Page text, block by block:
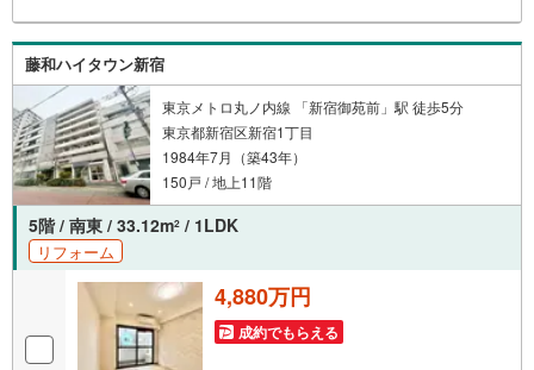
え・最寄駅での待ち合わせ、物件周辺のコンビニ等でお待
ち合わせなど、ご希望をお伝えください。ご希望条件をお
伝え頂けましたら、ご見学希望物件以外の資料も用意して
参ります。もちろん他の物件も併せてご案内させていただ
きます。
藤和ハイタウン新宿
東京メトロ丸ノ内線 「新宿御苑前」駅 徒歩5分
東京都新宿区新宿1丁目
1984年7月（築43年）
150戸 / 地上11階
5階 / 南東 / 33.12m2 / 1LDK
リフォーム
4,880万円
成約でもらえる